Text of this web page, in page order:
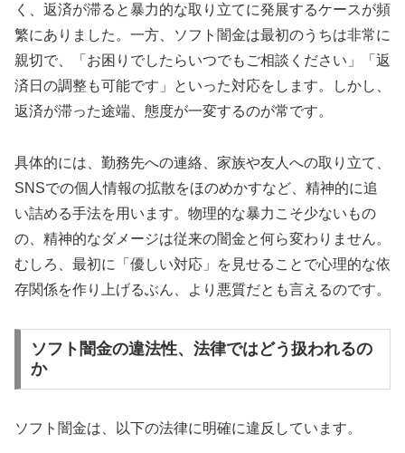
く、返済が滞ると暴力的な取り立てに発展するケースが頻
繁にありました。一方、ソフト闇金は最初のうちは非常に
親切で、「お困りでしたらいつでもご相談ください」「返
済日の調整も可能です」といった対応をします。しかし、
返済が滞った途端、態度が一変するのが常です。
具体的には、勤務先への連絡、家族や友人への取り立て、
SNSでの個人情報の拡散をほのめかすなど、精神的に追
い詰める手法を用います。物理的な暴力こそ少ないもの
の、精神的なダメージは従来の闇金と何ら変わりません。
むしろ、最初に「優しい対応」を見せることで心理的な依
存関係を作り上げるぶん、より悪質だとも言えるのです。
ソフト闇金の違法性、法律ではどう扱われるの
か
ソフト闇金は、以下の法律に明確に違反しています。